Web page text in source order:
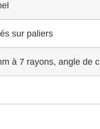
sur paliers
à 7 rayons, angle de